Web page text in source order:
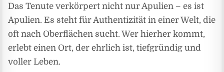
Das Tenute verkörpert nicht nur Apulien – es ist
Apulien. Es steht für Authentizität in einer Welt, die
oft nach Oberflächen sucht. Wer hierher kommt,
erlebt einen Ort, der ehrlich ist, tiefgründig und
voller Leben.